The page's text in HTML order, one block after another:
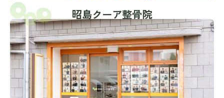
昭島クーア整骨院